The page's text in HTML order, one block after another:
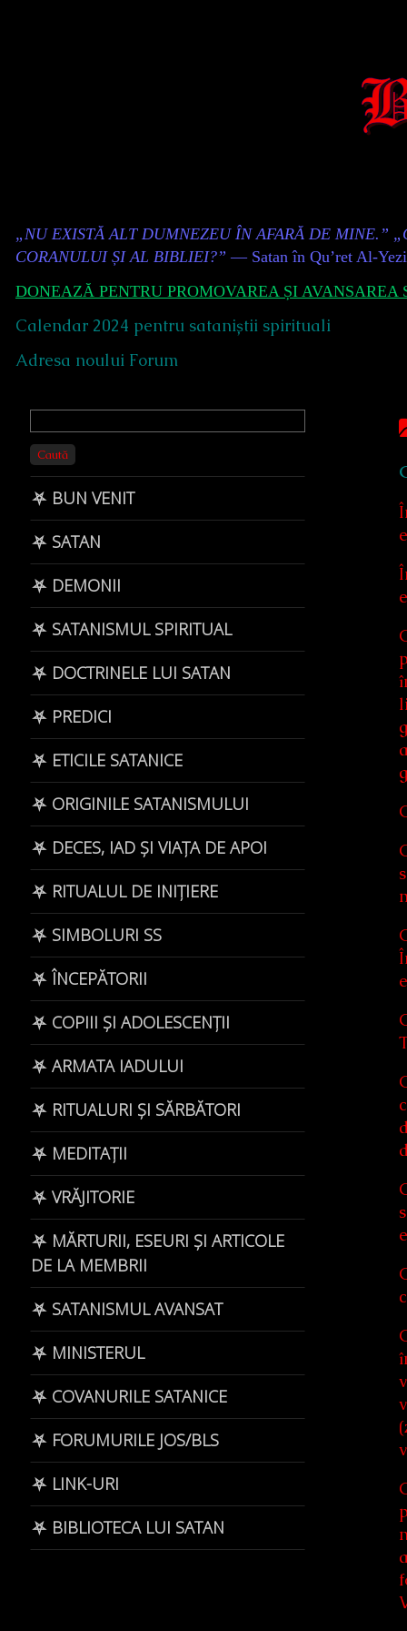
Content
Header
„NU EXISTĂ ALT DUMNEZEU ÎN AFARĂ DE MINE.”
CORANULUI ȘI AL BIBLIEI?” — Satan în Qu’ret Al-
DONEAZĂ PENTRU PROMOVAREA ȘI
Calendar 2024 pentru sataniștii spirituali
Adresa noului Forum
Primary
Sidebar
Caută
⛧ BUN VENIT
⛧ SATAN
⛧ DEMONII
⛧ SATANISMUL SPIRITUAL
⛧ DOCTRINELE LUI SATAN
⛧ PREDICI
⛧ ETICILE SATANICE
⛧ ORIGINILE SATANISMULUI
⛧ DECES, IAD ȘI VIAȚA DE APOI
⛧ RITUALUL DE INIȚIERE
⛧ SIMBOLURI SS
⛧ ÎNCEPĂTORII
⛧ COPIII ȘI ADOLESCENȚII
⛧ ARMATA IADULUI
⛧ RITUALURI ȘI SĂRBĂTORI
⛧ MEDITAȚII
⛧ VRĂJITORIE
⛧ MĂRTURII, ESEURI ȘI ARTICOLE
DE LA MEMBRII
⛧ SATANISMUL AVANSAT
⛧ MINISTERUL
⛧ COVANURILE SATANICE
⛧ FORUMURILE JOS/BLS
⛧ LINK-URI
⛧ BIBLIOTECA LUI SATAN